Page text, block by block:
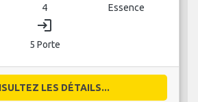
4 Essence
login
5 Porte
LES DÉTAILS...